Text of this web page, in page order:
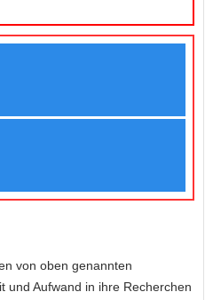
von oben genannten
und Aufwand in ihre Recherchen